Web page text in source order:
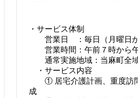
・サービス体制
営業日 ：毎日（月曜日か
営業時間：午前７時から
通常実施地域：当麻町全
・サービス内容
① 居宅介護計画、重度訪
成